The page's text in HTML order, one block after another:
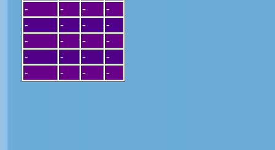
-
- -
-
-
- -
-
-
- -
-
-
- -
-
-
- - -